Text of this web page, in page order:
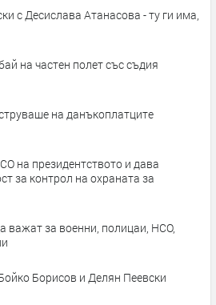
с Десислава Атанасова - ту ги има,
на частен полет със съдия
на данъкоплатците
на президентството и дава
за контрол на охраната за
важат за военни, полицаи, НСО,
Борисов и Делян Пеевски